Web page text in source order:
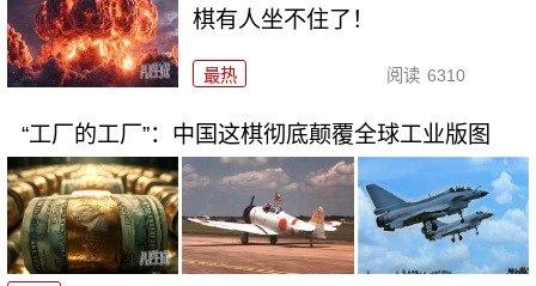
棋有人坐不住了！
最热 阅读 6310
“工厂的工厂”：中国这棋彻底颠覆全球工业版图